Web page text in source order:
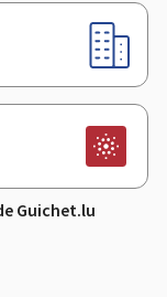
Guichet.lu